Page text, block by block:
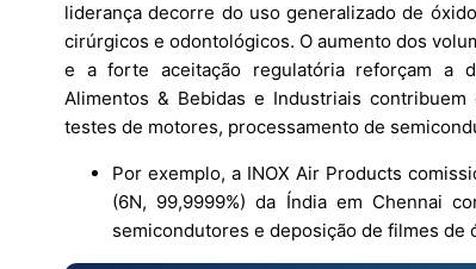
liderança decorre do uso generalizado de
cirúrgicos e odontológicos. O aumento dos
e a forte aceitação regulatória reforçam a
Alimentos & Bebidas e Industriais
testes de motores, processamento de
Por exemplo, a INOX Air Products
(6N, 99,9999%) da Índia em Chennai
semicondutores e deposição de filmes de